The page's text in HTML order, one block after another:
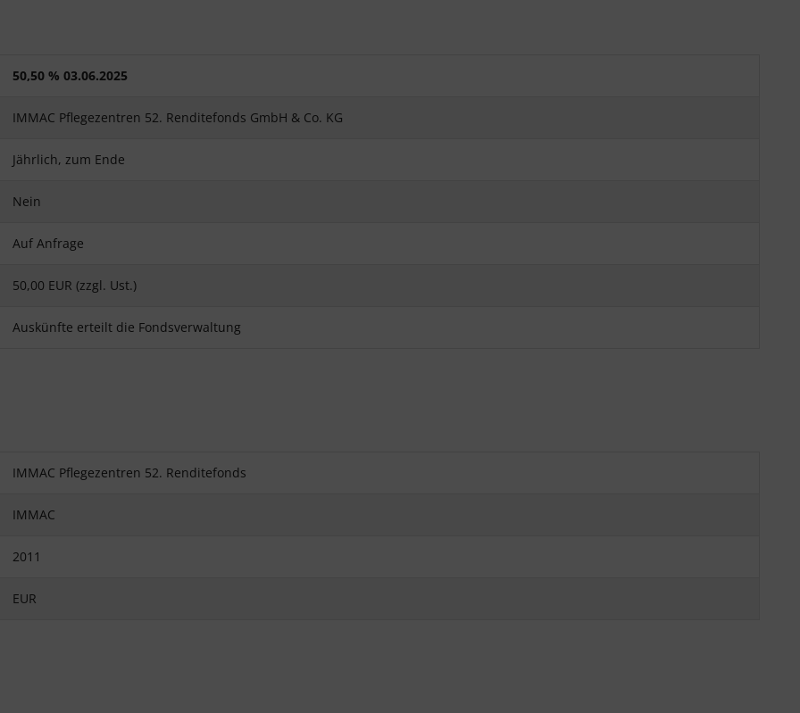
50,50 % 03.06.2025
IMMAC Pflegezentren 52. Renditefonds GmbH & Co. KG
Jährlich, zum Ende
Nein
Auf Anfrage
50,00 EUR (zzgl. Ust.)
Auskünfte erteilt die Fondsverwaltung
IMMAC Pflegezentren 52. Renditefonds
IMMAC
2011
EUR